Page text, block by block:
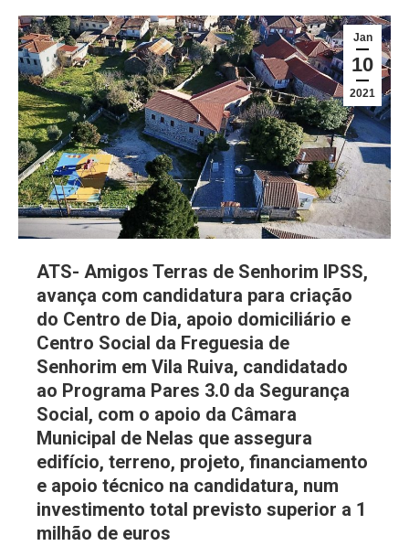
Jan
10
2021
ATS- Amigos Terras de Senhorim IPSS,
avança com candidatura para criação
do Centro de Dia, apoio domiciliário e
Centro Social da Freguesia de
Senhorim em Vila Ruiva, candidatado
ao Programa Pares 3.0 da Segurança
Social, com o apoio da Câmara
Municipal de Nelas que assegura
edifício, terreno, projeto, financiamento
e apoio técnico na candidatura, num
investimento total previsto superior a 1
milhão de euros